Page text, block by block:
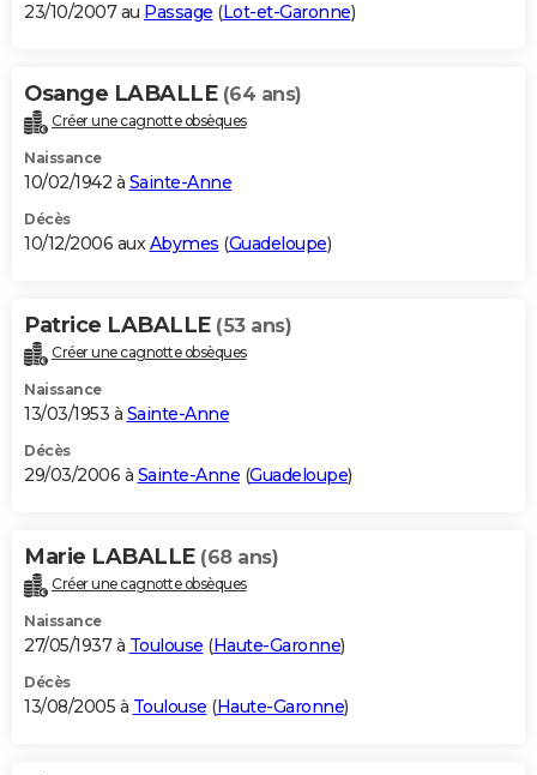
23/10/2007 au Passage (Lot-et-Garonne)
Osange LABALLE (64 ans)
Créer une cagnotte obsèques
Naissance
10/02/1942 à Sainte-Anne
Décès
10/12/2006 auxAbymes (Guadeloupe)
Patrice LABALLE (53 ans)
Créer une cagnotte obsèques
Naissance
13/03/1953 à Sainte-Anne
Décès
29/03/2006 à Sainte-Anne (Guadeloupe)
Marie LABALLE (68 ans)
Créer une cagnotte obsèques
Naissance
27/05/1937 à Toulouse (Haute-Garonne)
Décès
13/08/2005 à Toulouse (Haute-Garonne)